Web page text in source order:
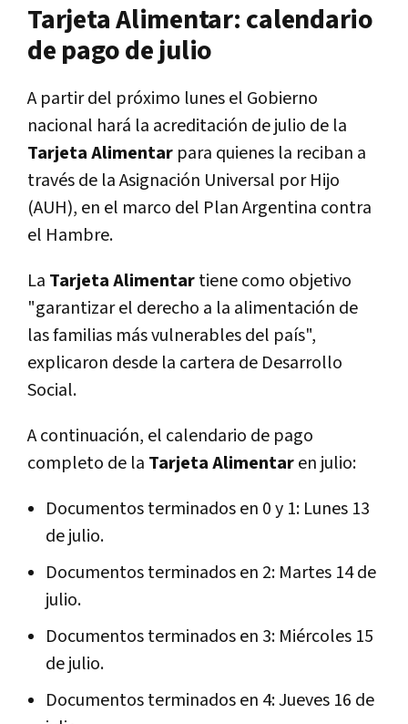
Tarjeta Alimentar: calendario
de pago de julio
A partir del próximo lunes el Gobierno
nacional hará la acreditación de julio de la
Tarjeta Alimentar para quienes la reciban a
través de la Asignación Universal por Hijo
(AUH), en el marco del Plan Argentina contra
el Hambre.
La Tarjeta Alimentartiene como objetivo
"garantizar el derecho a la alimentación de
las familias más vulnerables del país",
explicaron desde la cartera de Desarrollo
Social.
A continuación, el calendario de pago
completo de la Tarjeta Alimentaren julio:
Documentos terminados en 0 y 1: Lunes 13
de julio.
Documentos terminados en 2: Martes 14 de
julio.
Documentos terminados en 3: Miércoles 15
de julio.
Documentos terminados en 4: Jueves 16 de